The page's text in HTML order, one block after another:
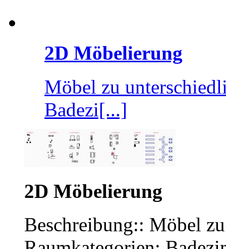
2D Möbelierung
Möbel zu
Badezi[...]
2D Möbelierung
Beschreibung:: Möbel